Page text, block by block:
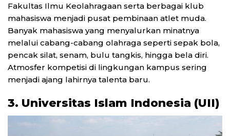
Fakultas Ilmu Keolahragaan serta berbagai klub
mahasiswa menjadi pusat pembinaan atlet muda.
Banyak mahasiswa yang menyalurkan minatnya
melalui cabang-cabang olahraga seperti sepak bola,
pencak silat, senam, bulu tangkis, hingga bela diri.
Atmosfer kompetisi di lingkungan kampus sering
menjadi ajang lahirnya talenta baru.
3. Universitas Islam Indonesia (UII)